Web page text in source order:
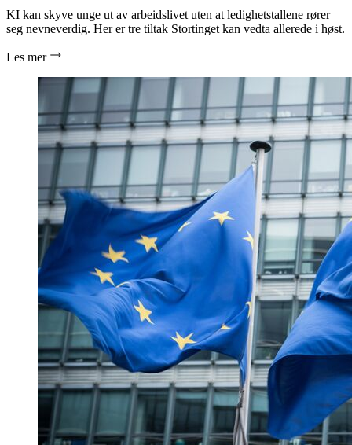
KI kan skyve unge ut av arbeidslivet uten at ledighetstallene rører
seg nevneverdig. Her er tre tiltak Stortinget kan vedta allerede i høst.
Les mer